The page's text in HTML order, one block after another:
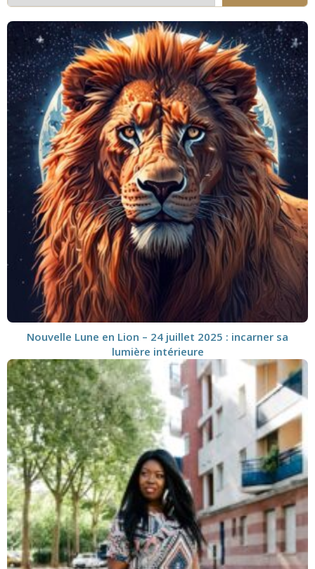
Nouvelle Lune en Lion – 24 juillet 2025 : incarner sa
lumière intérieure